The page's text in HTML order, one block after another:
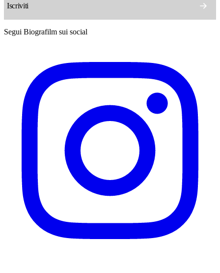
Segui Biografilm sui social